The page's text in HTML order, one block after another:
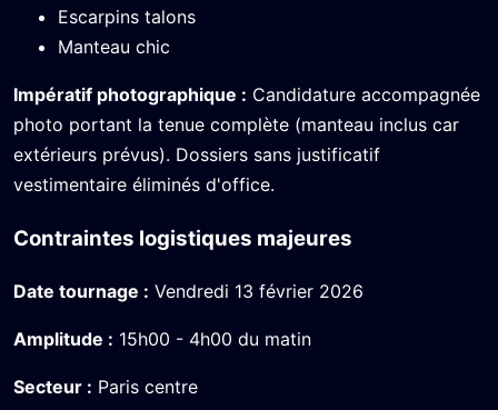
Escarpins talons
Manteau chic
Impératif photographique : Candidature accompagnée
photo portant la tenue complète (manteau inclus car
extérieurs prévus). Dossiers sans justificatif
vestimentaire éliminés d'office.
Contraintes logistiques majeures
Date tournage : Vendredi 13 février 2026
Amplitude : 15h00 - 4h00 du matin
Secteur : Paris centre